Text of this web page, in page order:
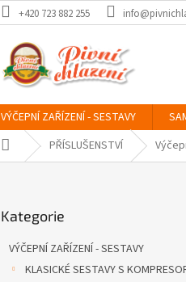
+420 723 882 255
VÝČEPNÍ ZAŘÍZENÍ - SESTAVY
Domů PŘÍSLUŠENSTVÍ
kategorie
Kategorie
VÝČEPNÍ ZAŘÍZENÍ - SESTAVY
KLASICKÉ SESTAVY S